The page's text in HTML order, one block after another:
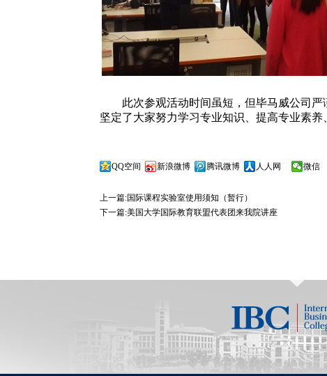
此次参观活动时间虽短，但毕马威公司
坚定了大家努力学习专业知识、提高专业素养
QQ空间 新浪微博 腾讯微博 人人网 微
上一篇:国际课程实验室使用须知（暂行）
下一篇:美国大学国际教育联盟代表团来我院讲座